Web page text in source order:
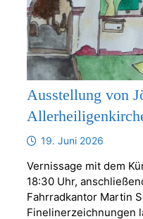
Ausstellung von
19. Juni 2026
Vernissage mit dem
18:30 Uhr,
Fahrradkantor Martin
Finelinerzeichnungen